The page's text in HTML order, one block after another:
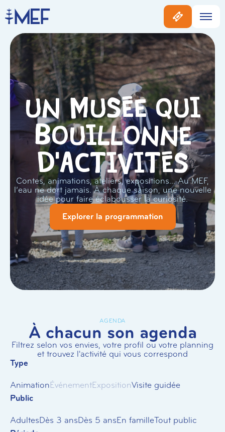
Un musée qui
bouillonne
d'activités
Contes, animations, ateliers, expositions… Au MEF,
l’eau ne dort jamais. À chaque saison, une nouvelle
idée pour faire éclabousser la curiosité.
Explorer la programmation
AGENDA
À chacun son agenda
Filtrez selon vos envies, votre profil ou votre planning
et trouvez l'activité qui vous correspond
Type
AnimationÉvénementExpositionVisite guidée
Public
AdultesDès 3 ansDès 5 ansEn familleTout public